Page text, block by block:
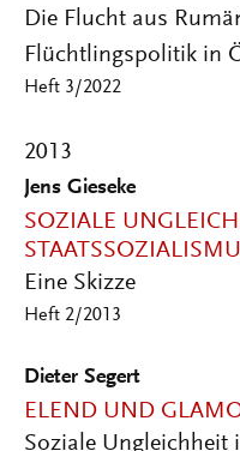
Die Flucht aus
Flüchtlingspolitik in
Heft 3/2022
2013
Jens Gieseke
SOZIALE
Eine Skizze
Heft 2/2013
Dieter Segert
ELEND UND
Soziale Ungleichheit